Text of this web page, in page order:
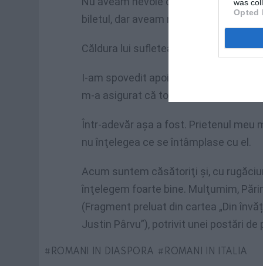
was
Opted
biletul, dar aveam nevoie de acea
Căldura lui sufletească m-a întărit în
I-am spovedit apoi părintelui
m-a asigurat că totul va fi bine.
Într-adevăr aşa a fost. Prietenul meu
nu înţelegea ce se întâmplase cu el.
Acum suntem căsătoriţi şi, cu
înţelegem foarte bine. Mulţumim,
(Fragment preluat din cartea „Din
Justin Pârvu”), potrivit unei postări de
ROMANI IN DIASPORA ROMANI IN ITALIA